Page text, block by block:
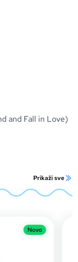
and Fall in Love)
Prikaži sve
Novo